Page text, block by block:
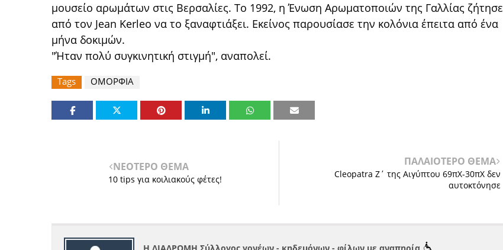
μουσείο αρωμάτων στις Βερσαλίες. Το 1992, η Ένωση Αρωματοποιών της Γαλλίας ζήτησε
από τον Jean Kerleo να το ξαναφτιάξει. Εκείνος παρουσίασε την κολόνια έπειτα από ένα
μήνα δοκιμών.
"Ήταν πολύ συγκινητική στιγμή", αναπολεί.
Tags ΟΜΟΡΦΙΑ
ΝΕΟΤΕΡΟ ΘΕΜΑ
10 tips για κοιλιακούς φέτες!
ΠΑΛΑΙΟΤΕΡΟ ΘΕΜΑ
Cleopatra Ζ΄ της Αιγύπτου 69πΧ-30πΧ δεν
αυτοκτόνησε